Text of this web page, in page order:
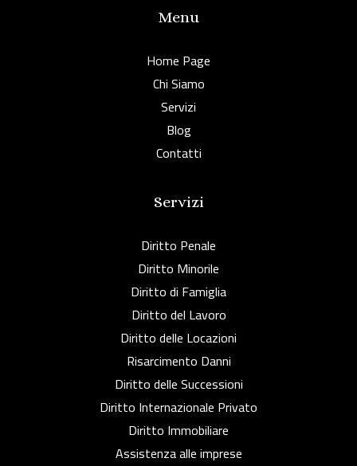
Menu
Home Page
Chi Siamo
Servizi
Blog
Contatti
Servizi
Diritto Penale
Diritto Minorile
Diritto di Famiglia
Diritto del Lavoro
Diritto delle Locazioni
Risarcimento Danni
Diritto delle Successioni
Diritto Internazionale Privato
Diritto Immobiliare
Assistenza alle imprese